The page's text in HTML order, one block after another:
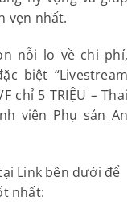
vẹn nhất.
nỗi lo về chi phí,
biệt “Livestream
chỉ 5 TRIỆU – Thai
viện Phụ sản An
Link bên dưới để
nhất: